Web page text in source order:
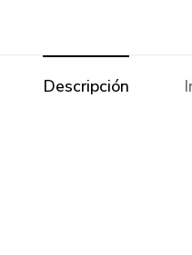
Descripción